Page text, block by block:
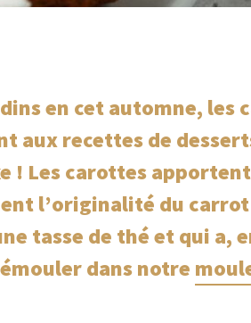
en cet automne, les
aux recettes de
! Les carottes
l’originalité du carrot
tasse de thé et qui a,
dans notre